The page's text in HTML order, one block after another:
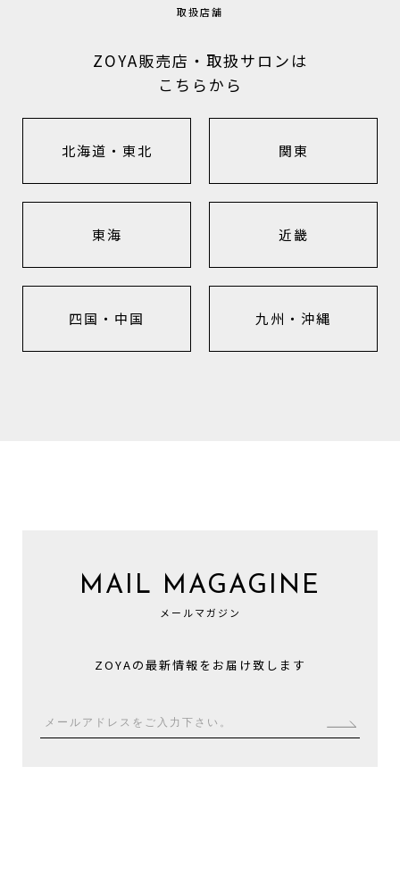
取扱店舗
ZOYA販売店・取扱サロンは
こちらから
北海道・東北 関東
東海 近畿
四国・中国 九州・沖縄
MAIL MAGAGINE
メールマガジン
ZOYAの最新情報をお届け致します